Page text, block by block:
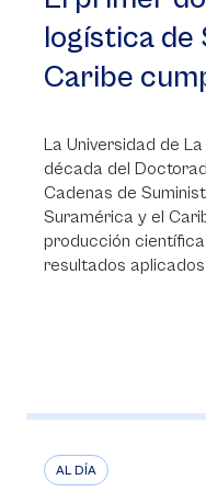
logística de
Caribe
La Universidad de
década del
Cadenas de
Suramérica y el
producción
resultados
AL DÍA